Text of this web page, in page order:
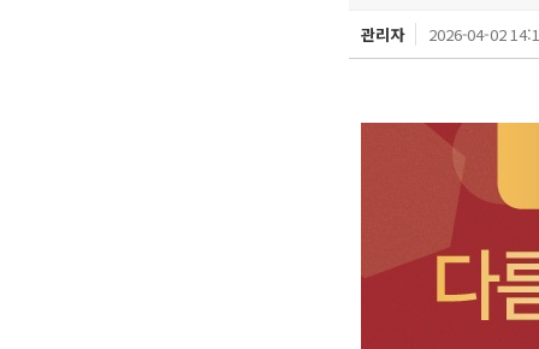
관리자 2026-04-02